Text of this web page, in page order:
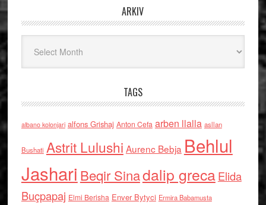
ARKIV
TAGS
albano kolonjari alfons Grishaj Anton Cefa arben llalla asllan
Bushati Astrit Lulushi Aurenc Bebja Behlul
Jashari Beqir Sinadalip grecaElida
Buçpapaj Elmi Berisha Enver Bytyci Ermira Babamusta